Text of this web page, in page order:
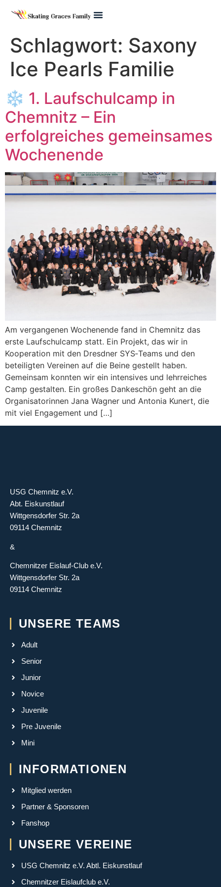
Schlagwort: Saxony
Ice Pearls Familie
❄️ 1. Laufschulcamp in
Chemnitz – Ein
erfolgreiches gemeinsames
Wochenende
Am vergangenen Wochenende fand in Chemnitz das
erste Laufschulcamp statt. Ein Projekt, das wir in
Kooperation mit den Dresdner SYS‑Teams und den
beteiligten Vereinen auf die Beine gestellt haben.
Gemeinsam konnten wir ein intensives und lehrreiches
Camp gestalten. Ein großes Dankeschön geht an die
Organisatorinnen Jana Wagner und Antonia Kunert, die
mit viel Engagement und […]
USG Chemnitz e.V.
Abt. Eiskunstlauf
Wittgensdorfer Str. 2a
09114 Chemnitz
&
Chemnitzer Eislauf-Club e.V.
Wittgensdorfer Str. 2a
09114 Chemnitz
UNSERE TEAMS
Adult
Senior
Junior
Novice
Juvenile
Pre Juvenile
Mini
INFORMATIONEN
Mitglied werden
Partner & Sponsoren
Fanshop
UNSERE VEREINE
USG Chemnitz e.V. Abtl. Eiskunstlauf
Chemnitzer Eislaufclub e.V.